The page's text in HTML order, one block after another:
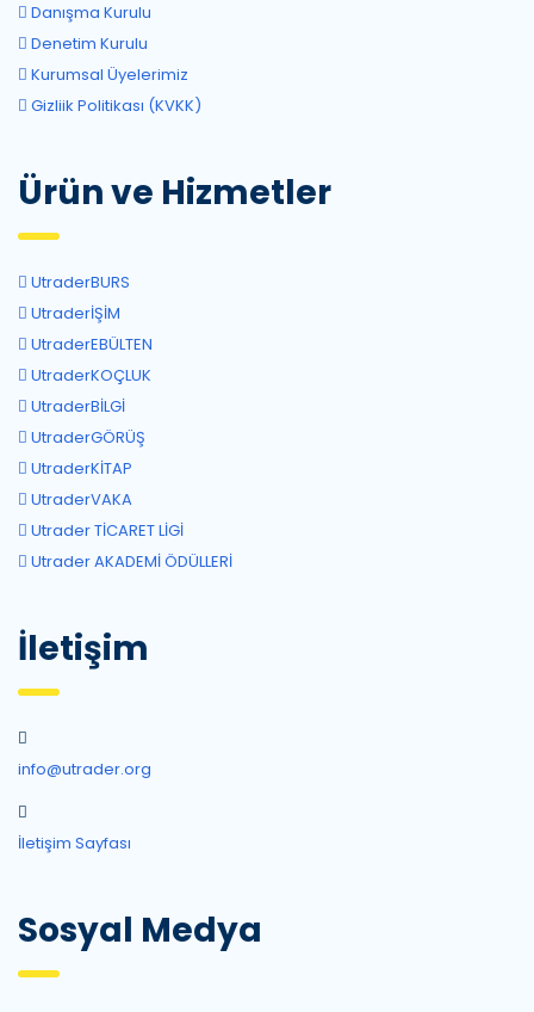
Danışma Kurulu
Denetim Kurulu
Kurumsal Üyelerimiz
Gizliik Politikası (KVKK)
Ürün ve Hizmetler
UtraderBURS
UtraderİŞİM
UtraderEBÜLTEN
UtraderKOÇLUK
UtraderBİLGİ
UtraderGÖRÜŞ
UtraderKİTAP
UtraderVAKA
Utrader TİCARET LİGİ
Utrader AKADEMİ ÖDÜLLERİ
İletişim
info@utrader.org
İletişim Sayfası
Sosyal Medya